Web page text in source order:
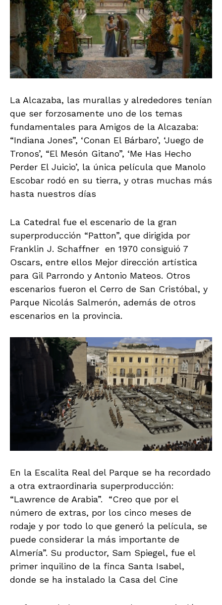
La Alcazaba, las murallas y alrededores tenían
que ser forzosamente uno de los temas
fundamentales para Amigos de la Alcazaba:
“Indiana Jones”, ‘Conan El Bárbaro’, ‘Juego de
Tronos’, “El Mesón Gitano”, ‘Me Has Hecho
Perder El Juicio’, la única película que Manolo
Escobar rodó en su tierra, y otras muchas más
hasta nuestros días
La Catedral fue el escenario de la gran
superproducción “Patton”, que dirigida por
Franklin J. Schaffner en 1970 consiguió 7
Oscars, entre ellos Mejor dirección artística
para Gil Parrondo y Antonio Mateos. Otros
escenarios fueron el Cerro de San Cristóbal, y
Parque Nicolás Salmerón, además de otros
escenarios en la provincia.
En la Escalita Real del Parque se ha recordado
a otra extraordinaria superproducción:
“Lawrence de Arabia”. “Creo que por el
número de extras, por los cinco meses de
rodaje y por todo lo que generó la película, se
puede considerar la más importante de
Almería”. Su productor, Sam Spiegel, fue el
primer inquilino de la finca Santa Isabel,
donde se ha instalado la Casa del Cine